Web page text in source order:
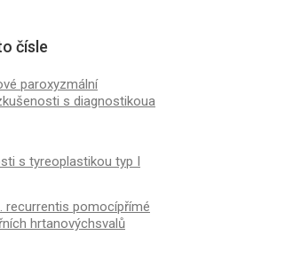
čísle
paroxyzmální
s diagnostikoua
s tyreoplastikou typ I
recurrentis pomocípřímé
hrtanovýchsvalů